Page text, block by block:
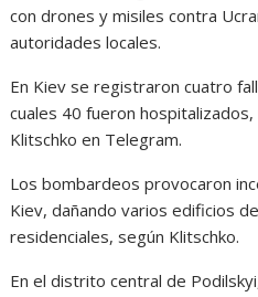
con drones y misiles contra
autoridades locales.
En Kiev se registraron cuatro
cuales 40 fueron hospitalizados,
Klitschko en Telegram.
Los bombardeos provocaron
Kiev, dañando varios edificios
residenciales, según Klitschko.
En el distrito central de